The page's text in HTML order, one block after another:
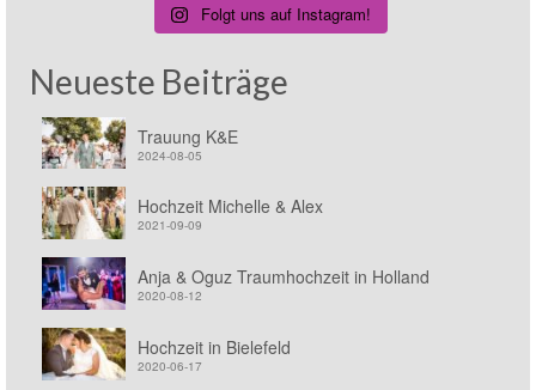
Folgt uns auf Instagram!
Neueste Beiträge
Trauung K&E
2024-08-05
Hochzeit Michelle & Alex
2021-09-09
Anja & Oguz Traumhochzeit in Holland
2020-08-12
Hochzeit in Bielefeld
2020-06-17